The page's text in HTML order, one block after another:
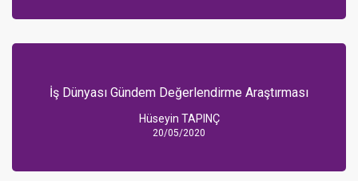
İş Dünyası Gündem Değerlendirme Araştırması
Hüseyin TAPINÇ
20/05/2020